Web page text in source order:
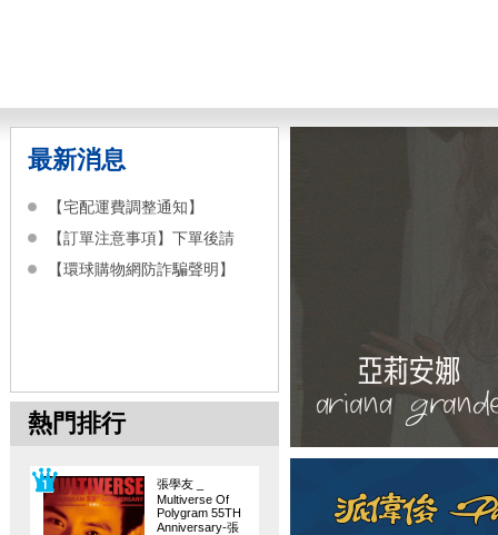
最新消息
【宅配運費調整通知】
【訂單注意事項】下單後請
【環球購物網防詐騙聲明】
熱門排行
張學友 _
Multiverse Of
Polygram 55TH
Anniversary-張